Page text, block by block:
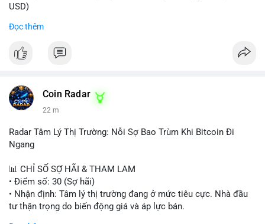
USD)
Khối lượng 2,459 BTC tương đương hơn 160 triệu USD được
việc di chuyển số lượng lớn này có thể phục vụ mục đích tái
phân bổ danh mục sang ví lạnh để nắm giữ dài hạn, hoặc
Động thái này có thể tạo áp lực tâm lý ngắn hạn lên thị trường
khi nhà đầu tư nhỏ lẻ lo ngại về khả năng bán tháo. Tuy nhiên,
xu hướng trung hạn.
Lời khuyên cho nhà đầu tư nhỏ lẻ:
Hãy theo dõi sát các giao dịch tiếp theo từ địa chỉ ví nguồn để
Đọc thêm
Coin Radar
22 m
Radar Tâm Lý Thị Trường: Nỗi Sợ Bao Trùm Khi Bitcoin Đi
Ngang
📊 CHỈ SỐ SỢ HÃI & THAM LAM
• Điểm số: 30 (Sợ hãi)
• Nhận định: Tâm lý thị trường đang ở mức tiêu cực. Nhà đầu
tư thận trọng do biến động giá và áp lực bán.